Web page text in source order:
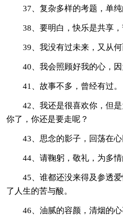
37、复杂多样的考题，单纯
38、要明白，快乐是共享，
39、我没有过未来，又从
40、我会照顾好我的心，因
41、故事不多，曾经有过。
42、我还是很喜欢你，但
你了，你还是要走呢？
43、思念的影子，回荡在心
44、请鞠躬，敬礼，为多
45、谁都还没来得及参透
了人生的苦与酸。
46、油腻的容颜，清烟的